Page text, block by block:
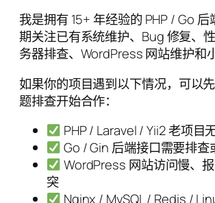
我是拥有 15+ 年经验的 PHP / Go
期关注已有系统维护、Bug 修复、
务器排查、WordPress 网站维护和
如果你的项目遇到以下情况，可以
题排查开始合作：
PHP / Laravel / Yii2 老项目
Go / Gin 后端接口需要排查
WordPress 网站访问慢、
突
Nginx / MySQL / Redis /